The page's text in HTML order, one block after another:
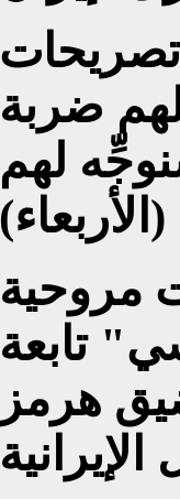
ضربة
لهم
مروحية
تابعة
هرمز